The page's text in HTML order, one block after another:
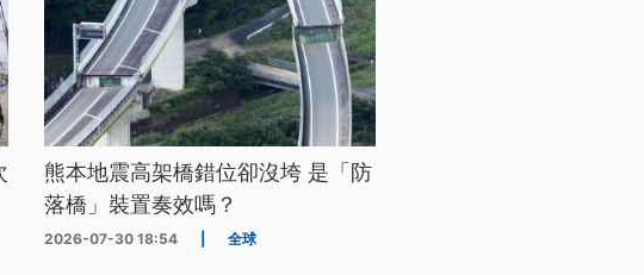
熊本地震高架橋錯位卻沒垮 是「防
落橋」裝置奏效嗎？
2026-07-30 18:54 全球